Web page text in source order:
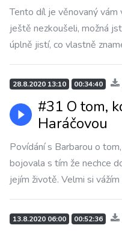
Tento díl je věnovaný
ještě nezkoušeli, možná
úplně jistí, co vlastně
28.8.2020 13:10 00:34:40
#31 O tom,
Haráčovou
Povídání s Barbarou o
bojovala s tím že nechce
jejím životě. Velmi si vážím
13.8.2020 06:00 00:52:36